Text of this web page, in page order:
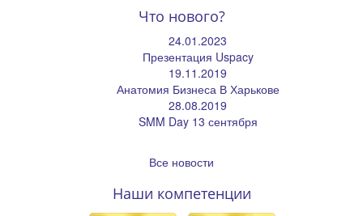
Что нового?
24.01.2023
Презентация Uspacy
19.11.2019
Анатомия Бизнеса В Харькове
28.08.2019
SMM Day 13 сентября
Все новости
Наши компетенции